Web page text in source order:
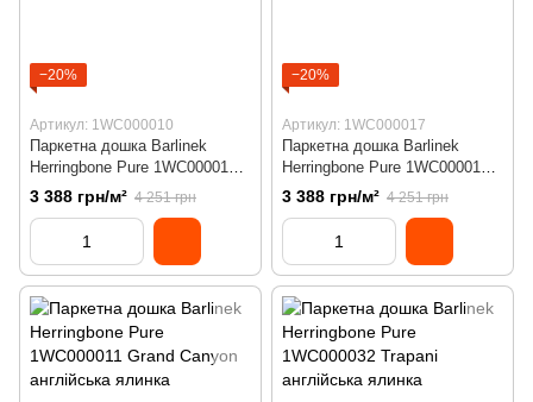
−20%
Артикул: 1WC000010
Паркетна дошка Barlinek
Herringbone Pure 1WC000010
Cappuccino англійська ялинка
3 388 грн/м² 4 251 грн
−20%
Артикул: 1WC000017
Паркетна дошка Barlinek
Herringbone Pure 1WC000017
Toffee англійська ялинка 130
3 388 грн/м² 4 251 грн